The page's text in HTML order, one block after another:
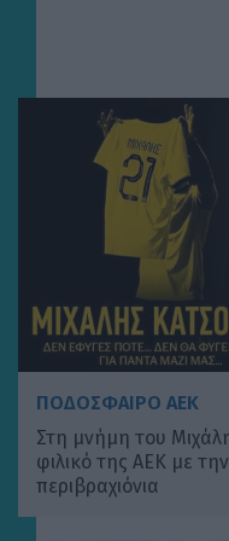
ΠΟΔΟΣΦΑΙΡΟ ΑΕΚ
Στη μνήμη του
φιλικό της ΑΕΚ με
περιβραχιόνια